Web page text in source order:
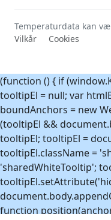
Temperaturdata kan
Vilkår
Cookies
(function () { if
tooltipEl = null; var
boundAnchors = new
(tooltipEl &&
tooltipEl; tooltipEl =
tooltipEl.className =
'sharedWhiteTooltip';
function